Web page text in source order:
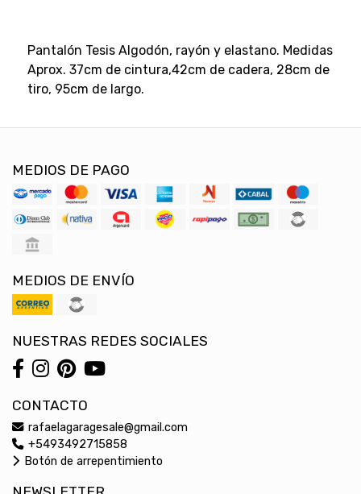
Pantalón Tesis Algodón, rayón y elastano. Medidas
Aprox. 37cm de cintura,42cm de cadera, 28cm de
tiro, 95cm de largo.
MEDIOS DE PAGO
MEDIOS DE ENVÍO
NUESTRAS REDES SOCIALES
CONTACTO
rafaelagaragesale@gmail.com
+5493492715858
Botón de arrepentimiento